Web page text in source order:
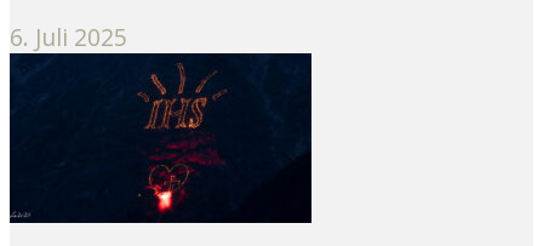
6. Juli 2025